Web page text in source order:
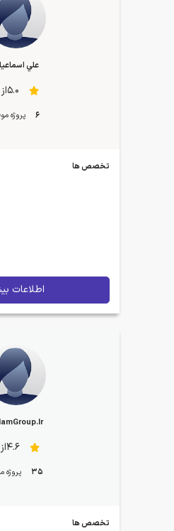
علي
5.0از 5
6 پروژه
تخصص ها
اطلاعات
4.6از 5
35 پروژه
تخصص ها